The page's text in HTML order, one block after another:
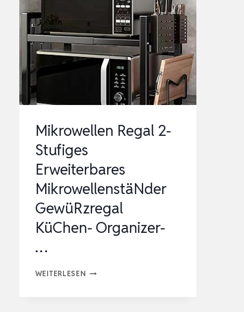
Mikrowellen Regal 2-
Stufiges
Erweiterbares
MikrowellenstäNder
GewüRzregal
KüChen- Organizer-
…
WEITERLESEN MIKROWELLEN